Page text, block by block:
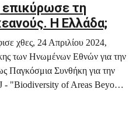
τη
Η Ελλάδα;
χθες, 24 Απριλίου 2024,
των Ηνωμένων Εθνών για την
Παγκόσμια Συνθήκη για την
- "Biodiversity of Areas Beyond
πλειοψηφία 556 ψήφων